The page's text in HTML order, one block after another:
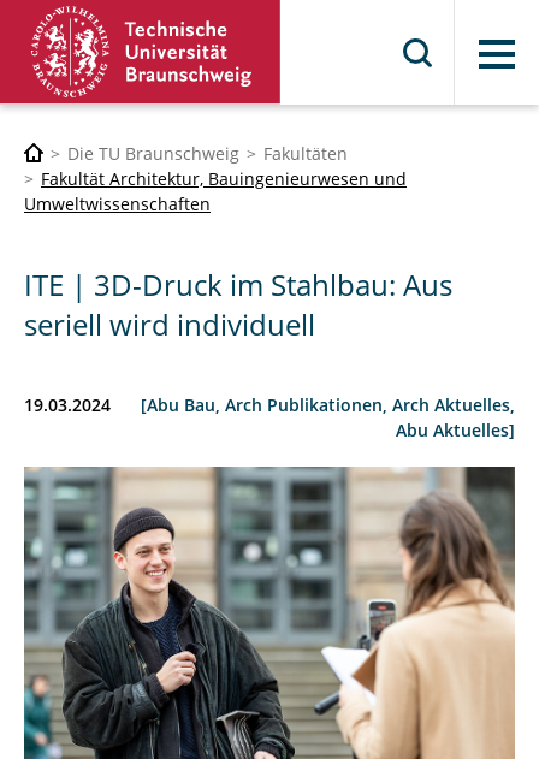
Menü
Die TU Braunschweig
Fakultäten
Fakultät Architektur, Bauingenieurwesen und
Umweltwissenschaften
ITE | 3D-Druck im Stahlbau: Aus
seriell wird individuell
19.03.2024
[Abu Bau, Arch Publikationen, Arch Aktuelles,
Abu Aktuelles]